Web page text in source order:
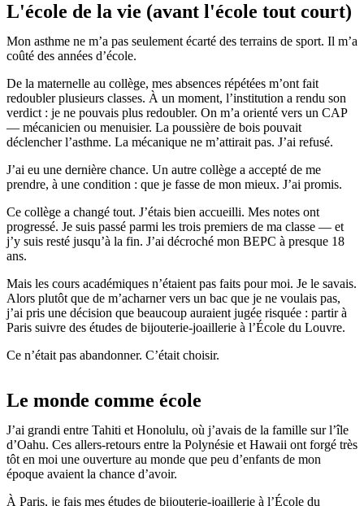
L'école de la vie (avant l'école tout court)
Mon asthme ne m’a pas seulement écarté des terrains de sport. Il m’a
coûté des années d’école.
De la maternelle au collège, mes absences répétées m’ont fait
redoubler plusieurs classes. À un moment, l’institution a rendu son
verdict : je ne pouvais plus redoubler. On m’a orienté vers un CAP
— mécanicien ou menuisier. La poussière de bois pouvait
déclencher l’asthme. La mécanique ne m’attirait pas. J’ai refusé.
J’ai eu une dernière chance. Un autre collège a accepté de me
prendre, à une condition : que je fasse de mon mieux. J’ai promis.
Ce collège a changé tout. J’étais bien accueilli. Mes notes ont
progressé. Je suis passé parmi les trois premiers de ma classe — et
j’y suis resté jusqu’à la fin. J’ai décroché mon BEPC à presque 18
ans.
Mais les cours académiques n’étaient pas faits pour moi. Je le savais.
Alors plutôt que de m’acharner vers un bac que je ne voulais pas,
j’ai pris une décision que beaucoup auraient jugée risquée : partir à
Paris suivre des études de bijouterie-joaillerie à l’École du Louvre.
Ce n’était pas abandonner. C’était choisir.
Le monde comme école
J’ai grandi entre Tahiti et Honolulu, où j’avais de la famille sur l’île
d’Oahu. Ces allers-retours entre la Polynésie et Hawaii ont forgé très
tôt en moi une ouverture au monde que peu d’enfants de mon
époque avaient la chance d’avoir.
À Paris, je fais mes études de bijouterie-joaillerie à l’École du